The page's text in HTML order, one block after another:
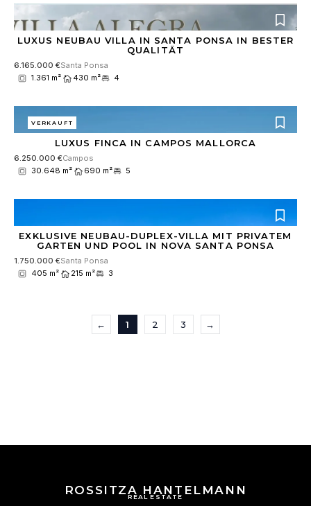
LUXUS NEUBAU VILLA IN SANTA PONSA IN BESTER
QUALITÄT
6.165.000 €Santa Ponsa
1.361 m²
430 m² 4
VERKAUFT
LUXUS FINCA IN CAMPOS MALLORCA
6.250.000 €Campos
30.648 m²
690 m² 5
EXKLUSIVE NEUBAU-DUPLEX-VILLA MIT PRIVATEM
GARTEN UND POOL IN NOVA SANTA PONSA
1.750.000 €Santa Ponsa
405 m²
215 m² 3
← 1 2 3 →
ROSSITZA HANTELMANN
REAL ESTATE